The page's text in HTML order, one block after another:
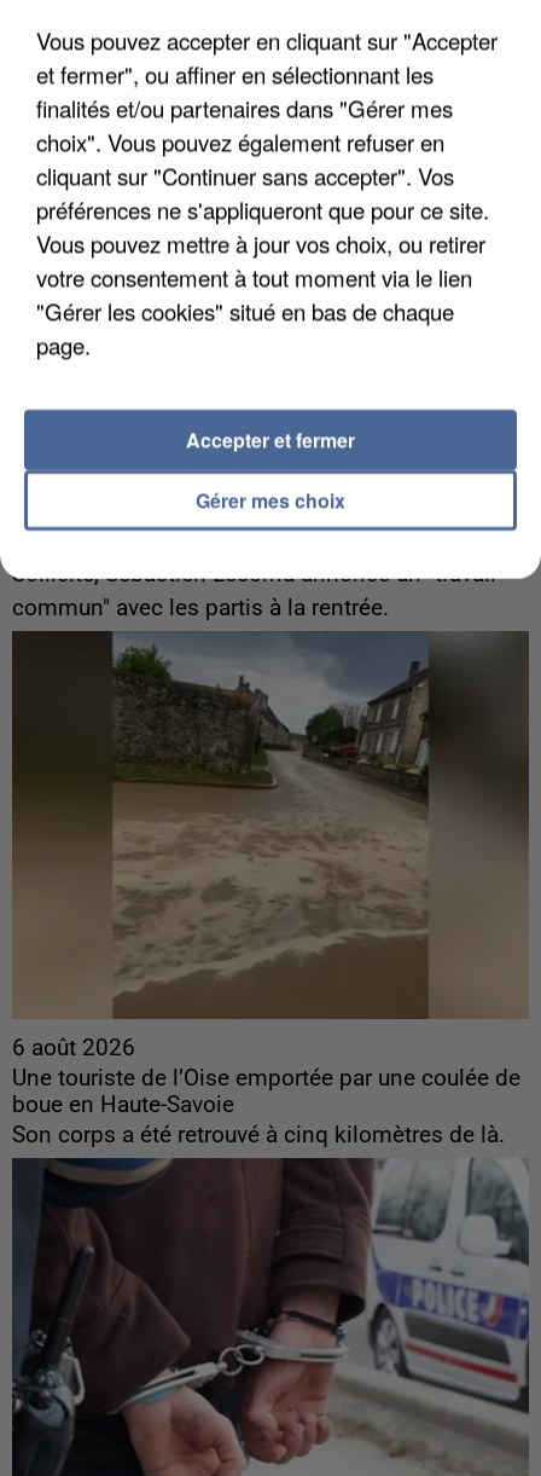
quelques jours plus tôt.
Gabriel Attal et Raphaël Glucksmann visés par des
Sollicité, Sébastien Lecornu annonce un "travail
commun" avec les partis à la rentrée.
6 août 2026
Une touriste de l’Oise emportée par une coulée de
boue en Haute-Savoie
Son corps a été retrouvé à cinq kilomètres de là.
Vous pouvez accepter en cliquant sur "Accepter
et fermer", ou affiner en sélectionnant les
finalités et/ou partenaires dans "Gérer mes
choix". Vous pouvez également refuser en
cliquant sur "Continuer sans accepter". Vos
préférences ne s'appliqueront que pour ce site.
Vous pouvez mettre à jour vos choix, ou retirer
votre consentement à tout moment via le lien
"Gérer les cookies" situé en bas de chaque
page.
Gérer mes choix
Accepter et fermer